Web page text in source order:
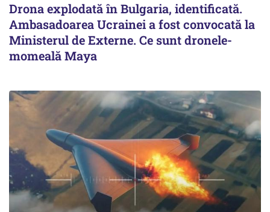
Drona explodată în Bulgaria, identificată.
Ambasadoarea Ucrainei a fost convocată la
Ministerul de Externe. Ce sunt dronele-
momeală Maya